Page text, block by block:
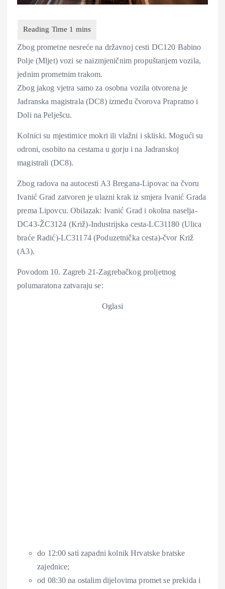
Zbog prometne nesreće na državnoj cesti DC120 Babino
Polje (Mljet) vozi se naizmjeničnim propuštanjem vozila,
jednim prometnim trakom.
Zbog jakog vjetra samo za osobna vozila otvorena je
Jadranska magistrala (DC8) između čvorova Prapratno i
Doli na Pelješcu.
Kolnici su mjestimice mokri ili vlažni i skliski. Mogući su
odroni, osobito na cestama u gorju i na Jadranskoj
magistrali (DC8).
Zbog radova na autocesti A3 Bregana-Lipovac na čvoru
Ivanić Grad zatvoren je ulazni krak iz smjera Ivanić Grada
prema Lipovcu. Obilazak: Ivanić Grad i okolna naselja-
DC43-ŽC3124 (Križ)-Industrijska cesta-LC31180 (Ulica
braće Radić)-LC31174 (Poduzetnička cesta)-čvor Križ
(A3).
Povodom 10. Zagreb 21-Zagrebačkog proljetnog
polumaratona zatvaraju se:
Oglasi
do 12:00 sati zapadni kolnik Hrvatske bratske
zajednice;
od 08:30 na ostalim dijelovima promet se prekida i